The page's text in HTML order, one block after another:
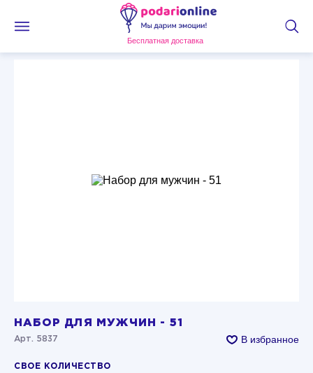
Бесплатная доставка
НАБОР ДЛЯ МУЖЧИН - 51
Арт. 5837 В избранное
СВОЕ КОЛИЧЕСТВО